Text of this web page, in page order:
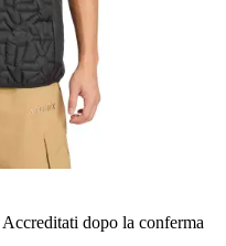
Accreditati dopo la conferma